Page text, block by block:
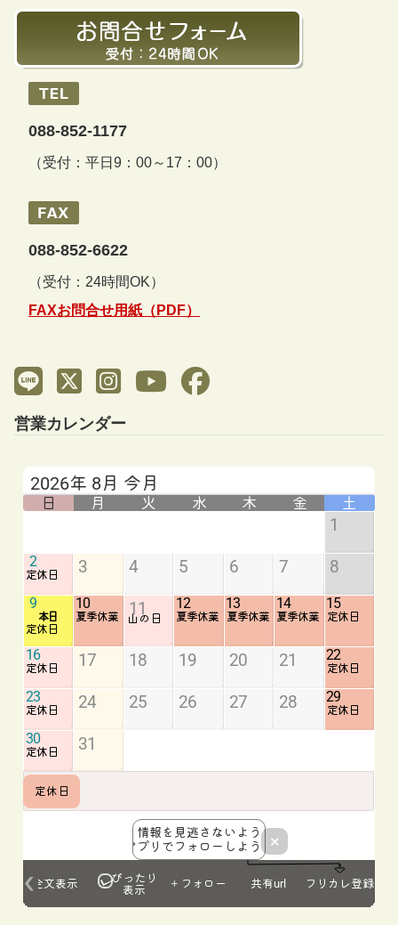
088-852-1177
（受付：平日9：00～17：00）
088-852-6622
（受付：24時間OK）
FAXお問合せ用紙（PDF）
営業カレンダー